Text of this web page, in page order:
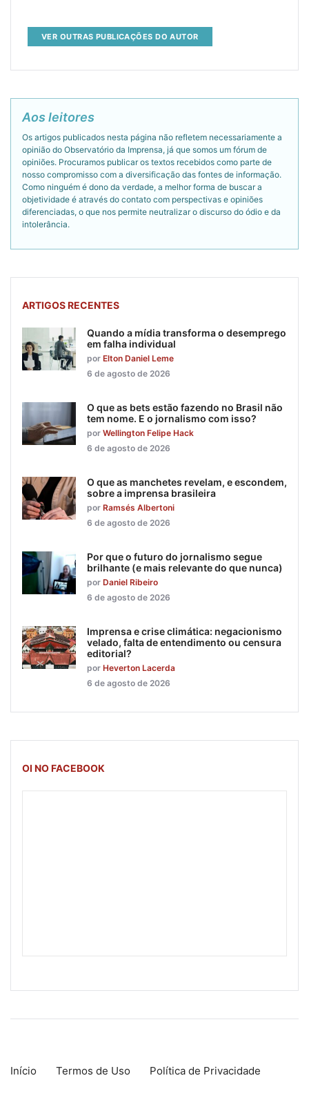
VER OUTRAS PUBLICAÇÕES DO AUTOR
Aos leitores
Os artigos publicados nesta página não refletem necessariamente a
opinião do Observatório da Imprensa, já que somos um fórum de
opiniões. Procuramos publicar os textos recebidos como parte de
nosso compromisso com a diversificação das fontes de informação.
Como ninguém é dono da verdade, a melhor forma de buscar a
objetividade é através do contato com perspectivas e opiniões
diferenciadas, o que nos permite neutralizar o discurso do ódio e da
intolerância.
ARTIGOS RECENTES
Quando a mídia transforma o desemprego
em falha individual
por Elton Daniel Leme
6 de agosto de 2026
O que as bets estão fazendo no Brasil não
tem nome. E o jornalismo com isso?
por Wellington Felipe Hack
6 de agosto de 2026
O que as manchetes revelam, e escondem,
sobre a imprensa brasileira
por Ramsés Albertoni
6 de agosto de 2026
Por que o futuro do jornalismo segue
brilhante (e mais relevante do que nunca)
por Daniel Ribeiro
6 de agosto de 2026
Imprensa e crise climática: negacionismo
velado, falta de entendimento ou censura
editorial?
por Heverton Lacerda
6 de agosto de 2026
OI NO FACEBOOK
Início Termos de Uso Política de Privacidade